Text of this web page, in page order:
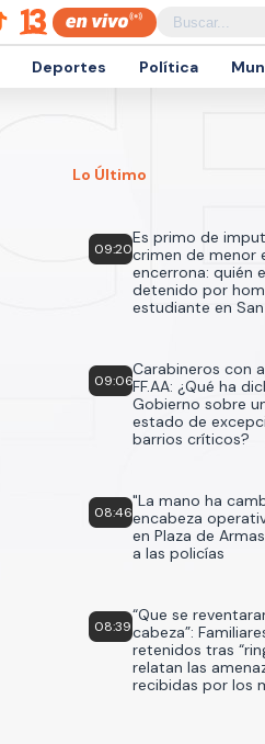
Deportes Política
Lo Último
09:20
Es primo de
crimen de menor
encerrona: quién
detenido por
estudiante en
09:06
Carabineros con
FF.AA: ¿Qué ha
Gobierno sobre
estado de
barrios críticos?
08:46
"La mano ha
encabeza
en Plaza de
a las policías
08:39
“Que se
cabeza”:
retenidos tras
relatan las
recibidas por los